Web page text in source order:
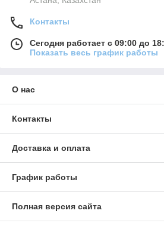
Контакты
Сегодня работает с 09:00 до
Показать весь график работы
О нас
Контакты
Доставка и оплата
График работы
Полная версия сайта